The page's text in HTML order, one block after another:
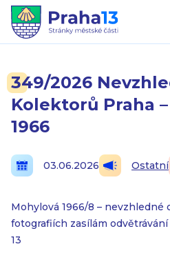
349/2026
Kolektorů Praha
1966
03.06.2026 Ostatní
Mohylová 1966/8 – nevzhledné
fotografiích zasílám
13